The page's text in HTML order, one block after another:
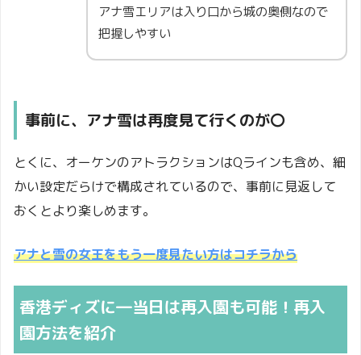
アナ雪エリアは入り口から城の奥側なので
把握しやすい
事前に、アナ雪は再度見て行くのが〇
とくに、オーケンのアトラクションはQラインも含め、細
かい設定だらけで構成されているので、事前に見返して
おくとより楽しめます。
アナと雪の女王をもう一度見たい方はコチラから
香港ディズに―当日は再入園も可能！再入
園方法を紹介